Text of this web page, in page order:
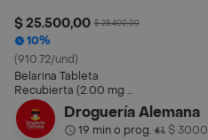
$ 25.500,00 $ 28.400,00
10%
(910.72/und)
Belarina Tableta
Recubierta (2.00 mg /
0.02 mg)
Droguería Alemana
19 min o prog.• $ 3000